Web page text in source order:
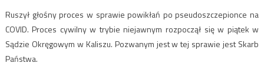
Ruszył głośny proces w sprawie powikłań po pseudoszczepionce na
COVID. Proces cywilny w trybie niejawnym rozpoczął się w piątek w
Sądzie Okręgowym w Kaliszu. Pozwanym jest w tej sprawie jest Skarb
Państwa.